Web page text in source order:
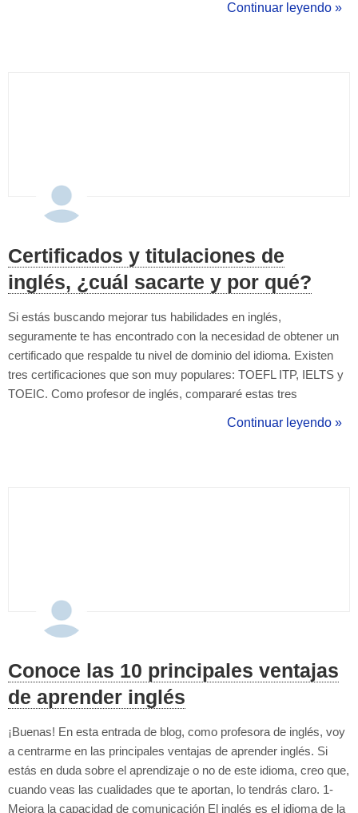
funcionamiento. ¿Cuándo utilizamos el Zero Conditional en ing...
Continuar leyendo »
Certificados y titulaciones de
inglés, ¿cuál sacarte y por qué?
Si estás buscando mejorar tus habilidades en inglés,
seguramente te has encontrado con la necesidad de obtener un
certificado que respalde tu nivel de dominio del idioma. Existen
tres certificaciones que son muy populares: TOEFL ITP, IELTS y
TOEIC. Como profesor de inglés, compararé estas tres
opción para ti. TOEFL ITP es una certificación que evalúa tus
Continuar leyendo »
Conoce las 10 principales ventajas
de aprender inglés
¡Buenas! En esta entrada de blog, como profesora de inglés, voy
a centrarme en las principales ventajas de aprender inglés. Si
estás en duda sobre el aprendizaje o no de este idioma, creo que,
cuando veas las cualidades que te aportan, lo tendrás claro. 1-
Mejora la capacidad de comunicación El inglés es el idioma de la